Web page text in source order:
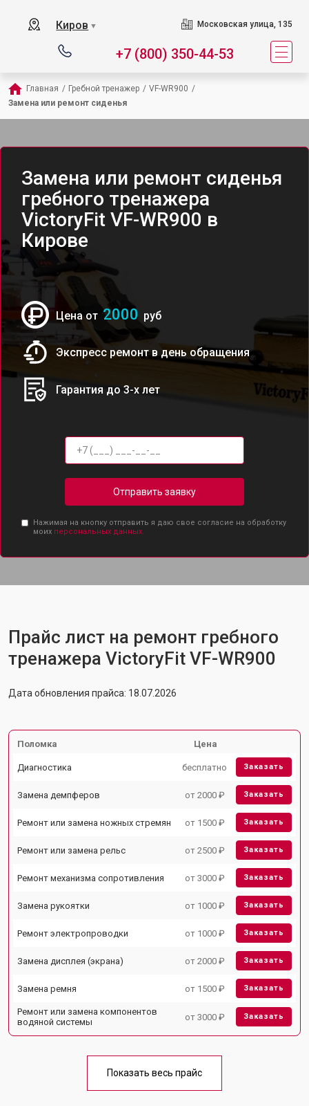
Киров ▼ Московская улица, 135
+7 (800) 350-44-53
Главная / Гребной тренажер / VF-WR900 /
Замена или ремонт сиденья
Замена или ремонт сиденья
гребного тренажера
VictoryFit VF-WR900 в
Кирове
Цена от 2000 руб
Экспресс ремонт в день обращения
Гарантия до 3-х лет
Отправить заявку
Нажимая на кнопку отправить я даю свое согласие на обработку
моих персональных данных.
Прайс лист на ремонт гребного
тренажера VictoryFit VF-WR900
Дата обновления прайса: 18.07.2026
Поломка Цена
Диагностика бесплатно Заказать
Замена демпферов от 2000 ₽ Заказать
Ремонт или замена ножных стремян от 1500 ₽ Заказать
Ремонт или замена рельс от 2500 ₽ Заказать
Ремонт механизма сопротивления от 3000 ₽ Заказать
Замена рукоятки от 1000 ₽ Заказать
Ремонт электропроводки от 1000 ₽ Заказать
Замена дисплея (экрана) от 2000 ₽ Заказать
Замена ремня от 1500 ₽ Заказать
Ремонт или замена компонентов
водяной системы
от 3000 ₽ Заказать
Показать весь прайс